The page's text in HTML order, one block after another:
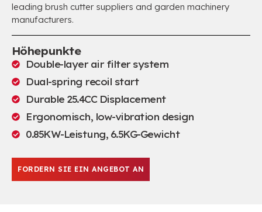
leading brush cutter suppliers and garden machinery
manufacturers.
Höhepunkte
Double-layer air filter system
Dual-spring recoil start
Durable 25.4CC Displacement
Ergonomisch, low-vibration design
0.85KW-Leistung, 6.5KG-Gewicht
FORDERN SIE EIN ANGEBOT AN